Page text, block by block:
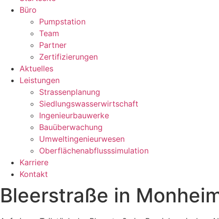
Büro
Pumpstation
Team
Partner
Zertifizierungen
Aktuelles
Leistungen
Strassenplanung
Siedlungswasserwirtschaft
Ingenieurbauwerke
Bauüberwachung
Umweltingenieurwesen
Oberflächenabflusssimulation
Karriere
Kontakt
Bleerstraße in